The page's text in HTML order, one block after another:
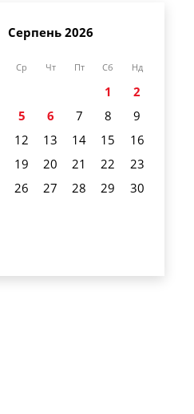
Серпень 2026
Ср Чт Пт Сб Нд
1
2
5 6 7 8
9
12 13 14 15
16
19 20 21 22
23
26 27 28 29
30